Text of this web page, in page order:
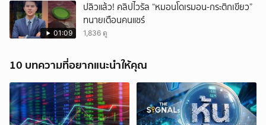
01:09
ปลิวแล้ว! คลิปไวรัล “หมอนโดเรมอน-กระติกเขียว”
ทนายเตือนคนแชร์
1,836 ดู
10 บทความที่อยากแนะนำให้คุณ